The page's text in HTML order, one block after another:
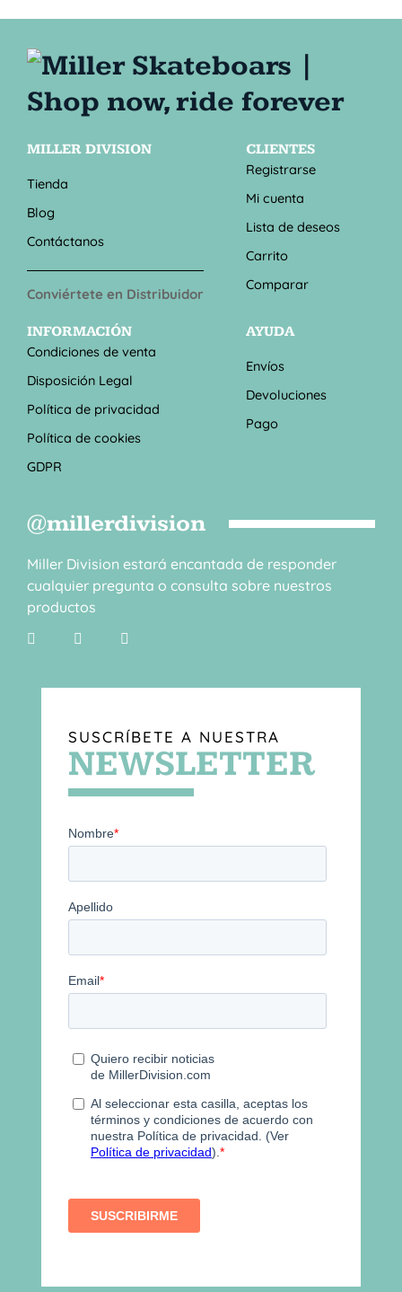
MILLER DIVISION
Tienda
Blog
Contáctanos
Conviértete en Distribuidor
CLIENTES
Registrarse
Mi cuenta
Lista de deseos
Carrito
Comparar
INFORMACIÓN
Condiciones de venta
Disposición Legal
Política de privacidad
Política de cookies
GDPR
AYUDA
Envíos
Devoluciones
Pago
@millerdivision
Miller Division estará encantada de responder
cualquier pregunta o consulta sobre nuestros
productos
SUSCRÍBETE A NUESTRA
NEWSLETTER